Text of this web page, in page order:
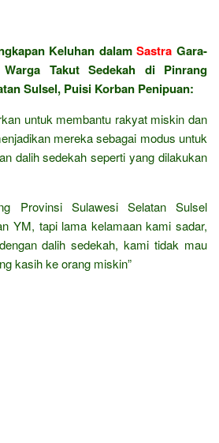
Keluhan dalamSastra Gara-
Takut Sedekah di Pinrang
Sulsel, Puisi Korban Penipuan:
untuk membantu rakyat miskin dan
mereka sebagai modus untuk
dalih sedekah seperti yang dilakukan
Provinsi Sulawesi Selatan Sulsel
YM, tapi lama kelamaan kami sadar,
dalih sedekah, kami tidak mau
kasih ke orang miskin”